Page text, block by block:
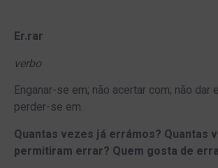
Er.rar
verbo
Enganar-se em; não acertar com; não dar
perder-se em.
Quantas vezes já errámos? Quantas
permitiram errar? Quem gosta de